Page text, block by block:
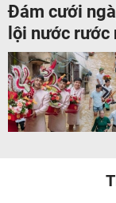
Đám cưới
lội nước rước